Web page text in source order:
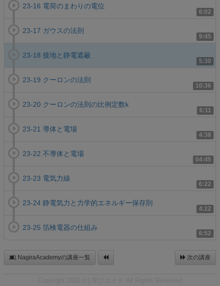
6:02
23-16 電荷のまわりの電位
9:45
23-17 ガウスの法則
5:30
23-18 接地と静電遮蔽
10:36
23-19 クーロンの法則
6:11
23-20 クーロンの法則の比例定数k
4:38
23-21 導体と電場
04:45
23-22 不導体と電場
6:22
23-23 電気力線
4:22
23-24 静電気力と力学的エネルギー保存則
6:52
23-25 箔検電器の仕組み
NagiraAcademyの講座一覧 次の講座